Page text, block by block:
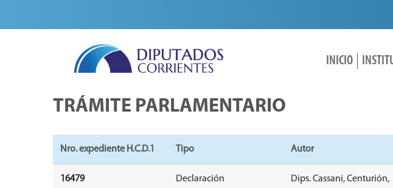
INICIO
TRÁMITE PARLAMENTARIO
Nro. expediente H.C.D.1 Tipo Autor
16479 Declaración
Dips. Cassani, Centurión,